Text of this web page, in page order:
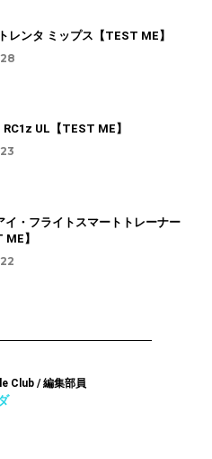
レンタ ミップス【TEST ME】
RC1z UL【TEST ME】
イ・フライトスマートトレーナー
ME】
Club / 編集部員